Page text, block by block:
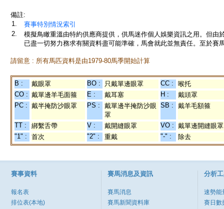
備註:
1.
賽事特別情況索引
2.
模擬鳥瞰重溫由特約供應商提供，供馬迷作個人娛樂資訊之用。但
已盡一切努力務求有關資料盡可能準確，馬會就此並無責任。至於賽
請留意 : 所有馬匹資料是由1979-80馬季開始計算
B : 戴眼罩 BO : 只戴單邊眼罩 CC :
喉托
CO : 戴單邊羊毛面箍 E : 戴耳塞 H :
戴頭罩
PC : 戴半掩防沙眼罩 PS :
戴單邊半掩防沙眼
罩
SB : 戴羊毛額箍
TT : 綁繫舌帶 V : 戴開縫眼罩 VO : 戴單邊開縫眼罩
"1" :
首次 "2" : 重戴 "-" : 除去
賽事資料
報名表
排位表(本地)
賽馬消息及資訊
賽馬消息
賽馬新聞資料庫
分析
速勢能
賽日數